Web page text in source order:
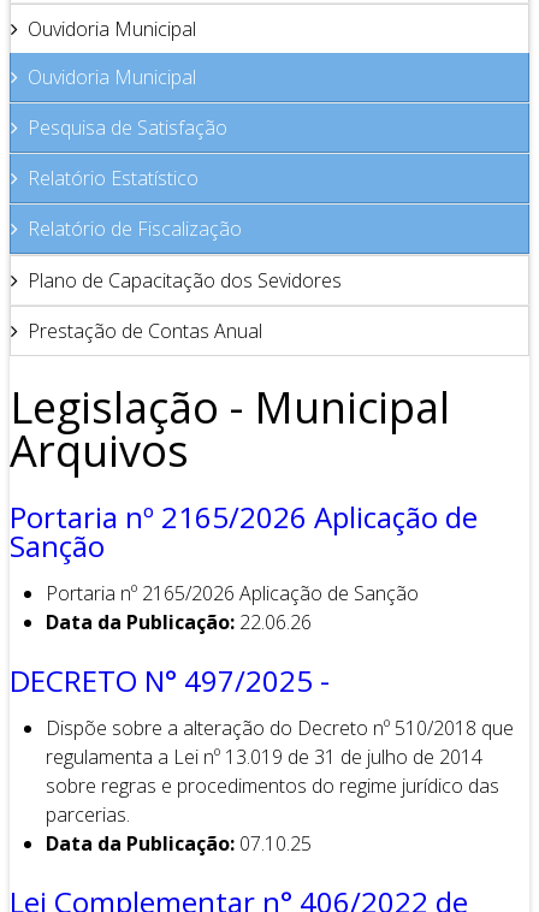
Ouvidoria Municipal
Ouvidoria Municipal
Pesquisa de Satisfação
Relatório Estatístico
Relatório de Fiscalização
Plano de Capacitação dos Sevidores
Prestação de Contas Anual
Legislação - Municipal
Arquivos
Portaria nº 2165/2026 Aplicação de
Sanção
Portaria nº 2165/2026 Aplicação de Sanção
Data da Publicação: 22.06.26
DECRETO N° 497/2025 -
Dispõe sobre a alteração do Decreto nº 510/2018 que
regulamenta a Lei nº 13.019 de 31 de julho de 2014
sobre regras e procedimentos do regime jurídico das
parcerias.
Data da Publicação: 07.10.25
Lei Complementar n° 406/2022 de